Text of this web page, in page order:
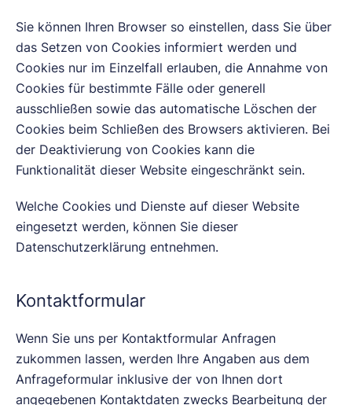
Sie können Ihren Browser so einstellen, dass Sie über
das Setzen von Cookies informiert werden und
Cookies nur im Einzelfall erlauben, die Annahme von
Cookies für bestimmte Fälle oder generell
ausschließen sowie das automatische Löschen der
Cookies beim Schließen des Browsers aktivieren. Bei
der Deaktivierung von Cookies kann die
Funktionalität dieser Website eingeschränkt sein.
Welche Cookies und Dienste auf dieser Website
eingesetzt werden, können Sie dieser
Datenschutzerklärung entnehmen.
Kontaktformular
Wenn Sie uns per Kontaktformular Anfragen
zukommen lassen, werden Ihre Angaben aus dem
Anfrageformular inklusive der von Ihnen dort
angegebenen Kontaktdaten zwecks Bearbeitung der